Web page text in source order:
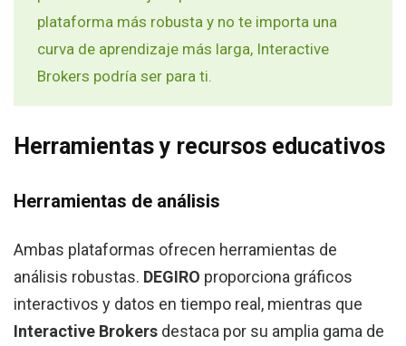
plataforma más robusta y no te importa una
curva de aprendizaje más larga, Interactive
Brokers podría ser para ti.
Herramientas y recursos educativos
Herramientas de análisis
Ambas plataformas ofrecen herramientas de
análisis robustas. DEGIRO proporciona gráficos
interactivos y datos en tiempo real, mientras que
Interactive Brokers destaca por su amplia gama de